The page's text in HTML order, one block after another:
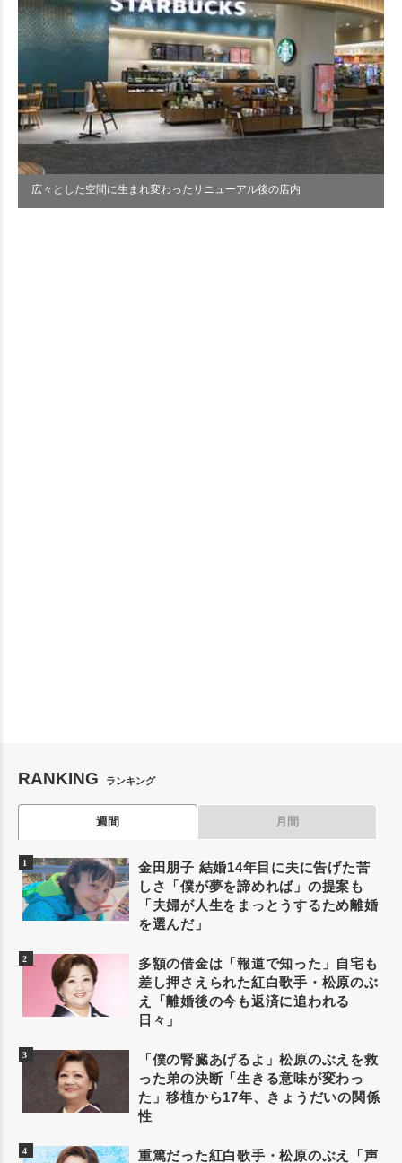
広々とした空間に生まれ変わったリニューアル後の店内
RANKING ランキング
週間 月間
金田朋子 結婚14年目に夫に告げた苦
しさ「僕が夢を諦めれば」の提案も
「夫婦が人生をまっとうするため離婚
を選んだ」
多額の借金は「報道で知った」自宅も
差し押さえられた紅白歌手・松原のぶ
え「離婚後の今も返済に追われる
日々」
「僕の腎臓あげるよ」松原のぶえを救
った弟の決断「生きる意味が変わっ
た」移植から17年、きょうだいの関係
性
重篤だった紅白歌手・松原のぶえ「声